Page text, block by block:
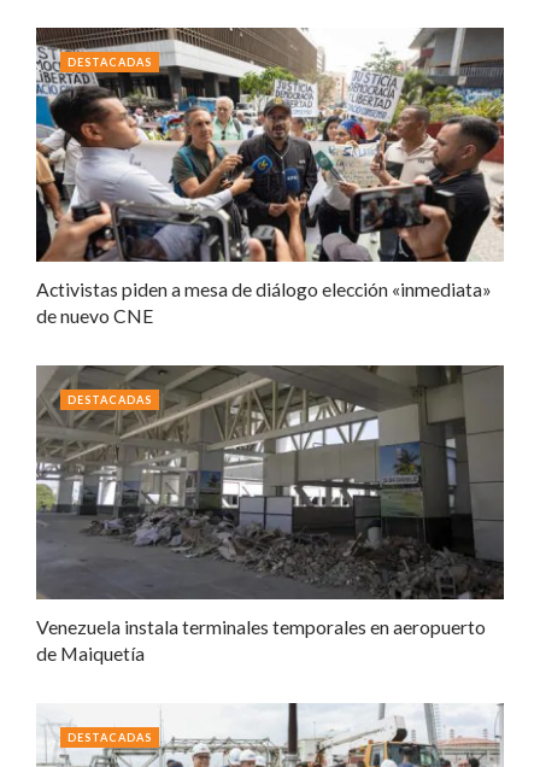
Activistas piden a mesa de diálogo elección «inmediata»
de nuevo CNE
DESTACADAS
Venezuela instala terminales temporales en aeropuerto
de Maiquetía
DESTACADAS
DESTACADAS